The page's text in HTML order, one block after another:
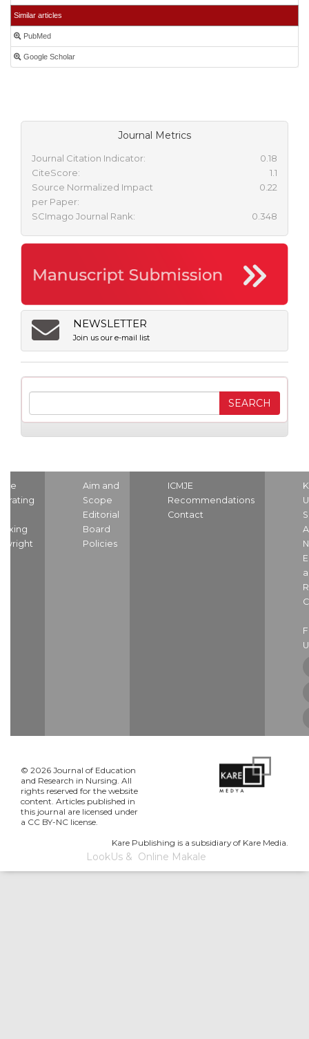
Similar articles
PubMed
Google Scholar
Journal Metrics
Journal Citation Indicator:
0.18
CiteScore:
1.1
Source Normalized Impact
per Paper:
0.22
SCImago Journal Rank: 0.348
NEWSLETTER
Join us our e-mail list
Aim and
Scope
Editorial
Board
Policies
ICMJE
Recommendations
Contact
© 2026 Journal of Education
and Research in Nursing. All
rights reserved for the website
content. Articles published in
this journal are licensed under
a CC BY-NC license.
Kare Publishing is a subsidiary of Kare Media.
LookUs& Online Makale